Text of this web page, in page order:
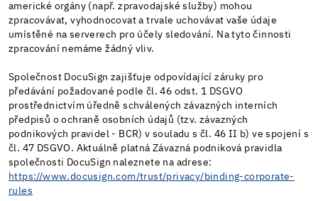
americké orgány (např. zpravodajské služby) mohou
zpracovávat, vyhodnocovat a trvale uchovávat vaše údaje
umístěné na serverech pro účely sledování. Na tyto činnosti
zpracování nemáme žádný vliv.
Společnost DocuSign zajišťuje odpovídající záruky pro
předávání požadované podle čl. 46 odst. 1 DSGVO
prostřednictvím úředně schválených závazných interních
předpisů o ochraně osobních údajů (tzv. závazných
podnikových pravidel - BCR) v souladu s čl. 46 II b) ve spojení s
čl. 47 DSGVO. Aktuálně platná Závazná podniková pravidla
společnosti DocuSign naleznete na adrese:
https://www.docusign.com/trust/privacy/binding-corporate-
rules